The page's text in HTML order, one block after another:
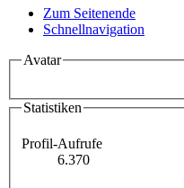
Zum Seitenende
Schnellnavigation
Avatar
Statistiken
Profil-Aufrufe
6.370